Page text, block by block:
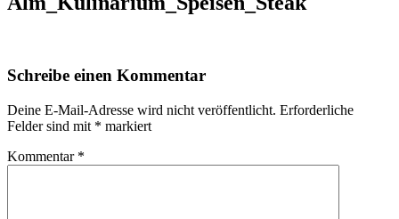
Schreibe einen Kommentar
Deine E-Mail-Adresse wird nicht veröffentlicht. Erforderliche
Felder sind mit * markiert
Kommentar *